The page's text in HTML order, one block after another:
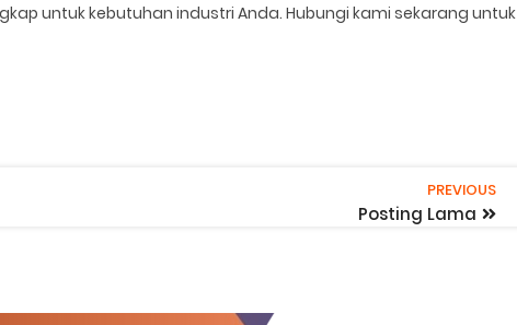
untuk kebutuhan industri Anda. Hubungi kami sekarang untuk
PREVIOUS
Posting Lama